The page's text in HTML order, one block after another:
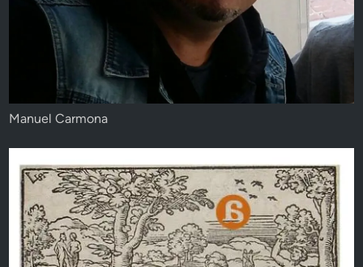
Manuel Carmona